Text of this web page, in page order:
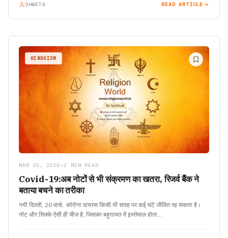
SHWETA READ ARTICLE
HINDUISM
MAR 20, 2020 •2 MIN READ
Covid-19:अब नोटों से भी संक्रमण का खतरा, रिजर्व बैंक ने
बताया बचने का तरीका
नयी दिल्ली, 20 मार्च; कोरोना वायरस किसी भी सतह पर कई घंटे जीवित रह सकता है।
नोट और सिक्के ऐसी ही चीज है, जिसका बहुतायत में इस्तेमाल होता…